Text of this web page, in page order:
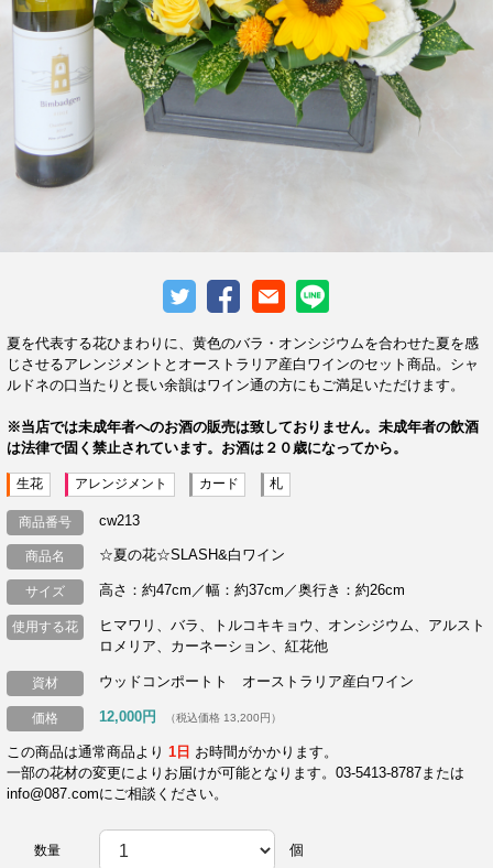
夏を代表する花ひまわりに、黄色のバラ・オンシジウムを合わせた夏を感
じさせるアレンジメントとオーストラリア産白ワインのセット商品。シャ
ルドネの口当たりと長い余韻はワイン通の方にもご満足いただけます。
※当店では未成年者へのお酒の販売は致しておりません。未成年者の飲酒
は法律で固く禁止されています。お酒は２０歳になってから。
生花 アレンジメント カード 札
商品番号 cw213
商品名 ☆夏の花☆SLASH&白ワイン
サイズ 高さ：約47cm／幅：約37cm／奥行き：約26cm
使用する花
ヒマワリ、バラ、トルコキキョウ、オンシジウム、アルスト
ロメリア、カーネーション、紅花他
資材 ウッドコンポートト オーストラリア産白ワイン
価格 12,000円 （税込価格 13,200円）
この商品は通常商品より1日 お時間がかかります。
一部の花材の変更によりお届けが可能となります。03-5413-8787または
info@087.comにご相談ください。
数量 個